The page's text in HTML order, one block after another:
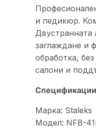
и педикюр.
Двустранната
заглаждане и
обработка,
салони и
Марка: Staleks
Модел: NFB-